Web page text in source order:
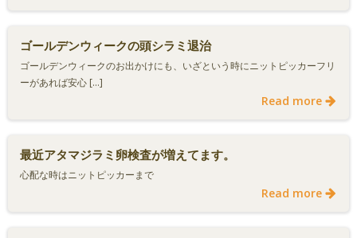
ゴールデンウィークの頭シラミ退治
ゴールデンウィークのお出かけにも、いざという時にニットピッカーフリ
ーがあれば安心 […]
Read more
最近アタマジラミ卵検査が増えてます。
心配な時はニットピッカーまで
Read more